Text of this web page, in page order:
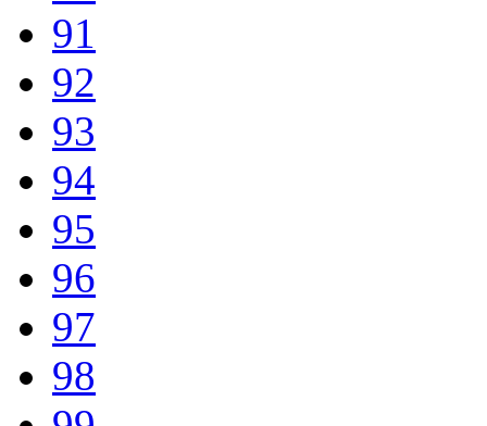
91
92
93
94
95
96
97
98